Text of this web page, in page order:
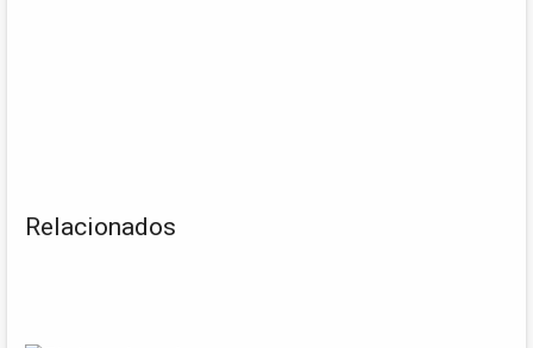
Relacionados